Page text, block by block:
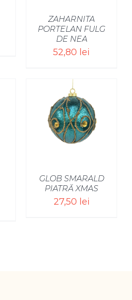
ZAHARNITA
PORTELAN FULG
DE NEA
52,80 lei
GLOB SMARALD
PIATRĂ XMAS
27,50 lei